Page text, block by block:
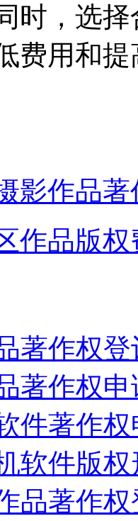
时，选
费用和
影作品
作品版
著作权
著作权
件著作
软件版
品著作